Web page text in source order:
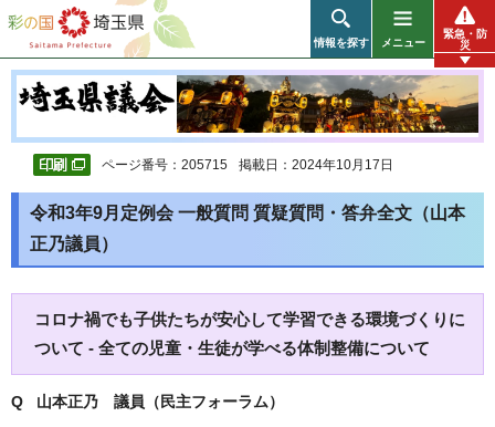
彩の国 埼玉県
情報を探す メニュー
緊急・防
災
ページ番号：205715 掲載日：2024年10月17日
令和3年9月定例会 一般質問 質疑質問・答弁全文（山本
正乃議員）
コロナ禍でも子供たちが安心して学習できる環境づくりに
ついて - 全ての児童・生徒が学べる体制整備について
Q 山本正乃 議員（民主フォーラム）